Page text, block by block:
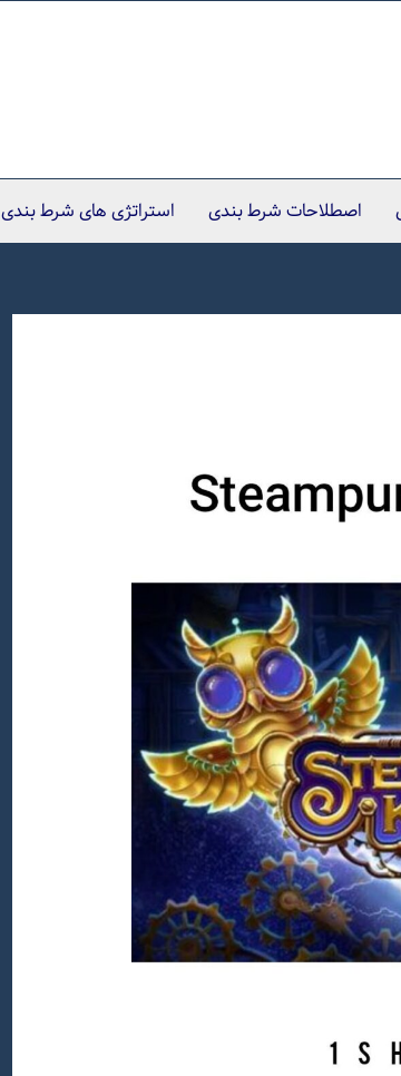
اصطلاحات شرط بندی استراتژی های شرط بندی